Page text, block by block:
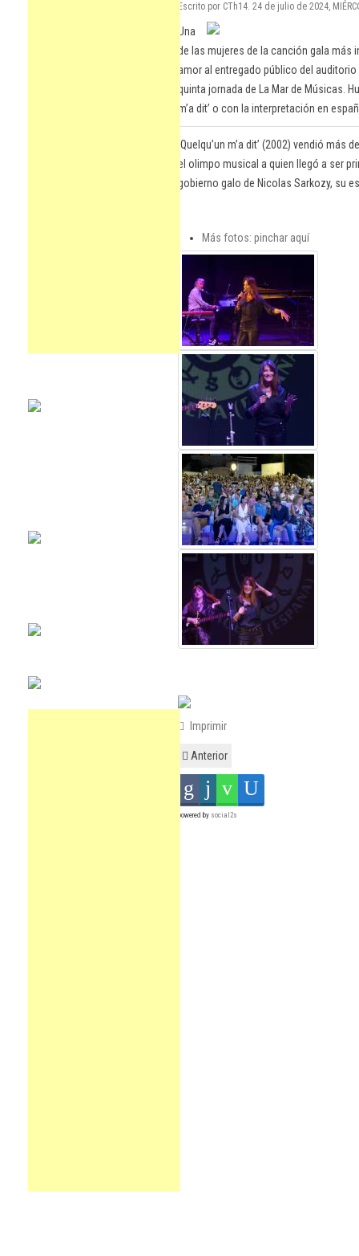
Escrito por CTh14. 24 de julio de 2024,
Una
de las mujeres de la canción gala
amor al entregado público del
quinta jornada de La Mar de Músicas.
m’a dit’ o con la interpretación en
‘Quelqu’un m’a dit’ (2002) vendió
el olimpo musical a quien llegó a ser
gobierno galo de Nicolas Sarkozy, su
Más fotos: pinchar aquí
Imprimir
Anterior
powered by social2s